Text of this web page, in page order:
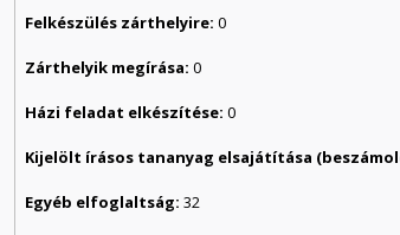
Felkészülés zárthelyire:0
Zárthelyik megírása:0
Házi feladat elkészítése:0
Kijelölt írásos tananyag elsajátítása
Egyéb elfoglaltság:32